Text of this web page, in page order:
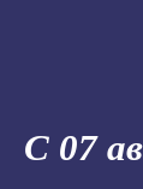
С 07